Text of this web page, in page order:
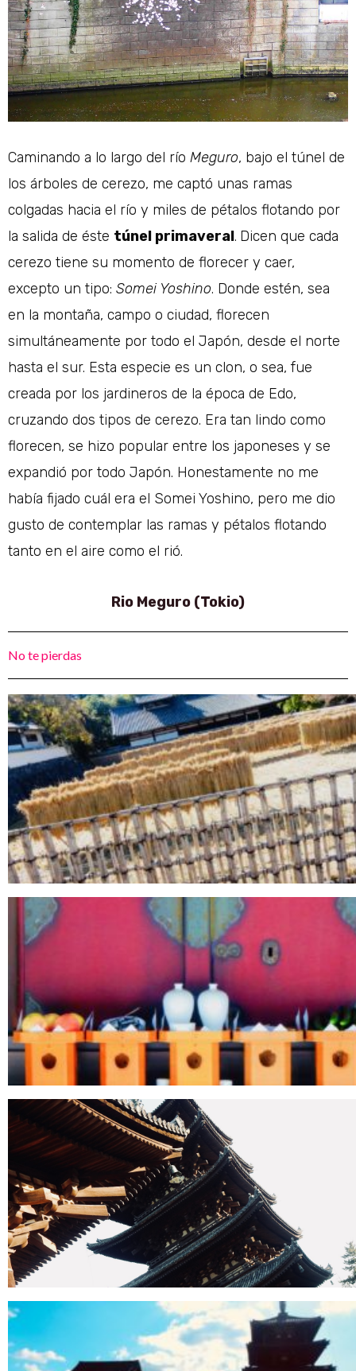
Caminando a lo largo del río Meguro, bajo el túnel de
los árboles de cerezo, me captó unas ramas
colgadas hacia el río y miles de pétalos flotando por
la salida de éste túnel primaveral. Dicen que cada
cerezo tiene su momento de florecer y caer,
excepto un tipo: Somei Yoshino. Donde estén, sea
en la montaña, campo o ciudad, florecen
simultáneamente por todo el Japón, desde el norte
hasta el sur. Esta especie es un clon, o sea, fue
creada por los jardineros de la época de Edo,
cruzando dos tipos de cerezo. Era tan lindo como
florecen, se hizo popular entre los japoneses y se
expandió por todo Japón. Honestamente no me
había fijado cuál era el Somei Yoshino, pero me dio
gusto de contemplar las ramas y pétalos flotando
tanto en el aire como el rió.
Rio Meguro (Tokio)
No te pierdas